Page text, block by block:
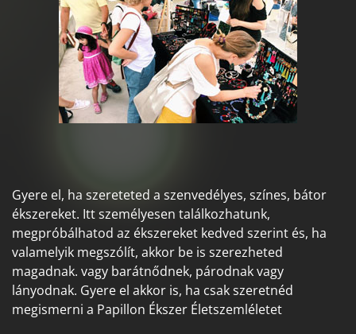
Gyere el, ha szereteted a szenvedélyes, színes, bátor
ékszereket. Itt személyesen találkozhatunk,
megpróbálhatod az ékszereket kedved szerint és, ha
valamelyik megszólít, akkor be is szerezheted
magadnak. vagy barátnődnek, párodnak vagy
lányodnak. Gyere el akkor is, ha csak szeretnéd
megismerni a Papillon Ékszer Életszemléletet